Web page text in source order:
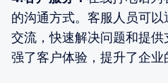
的沟通方式。客服人员可
交流，快速解决问题和提
强了客户体验，提升了企业